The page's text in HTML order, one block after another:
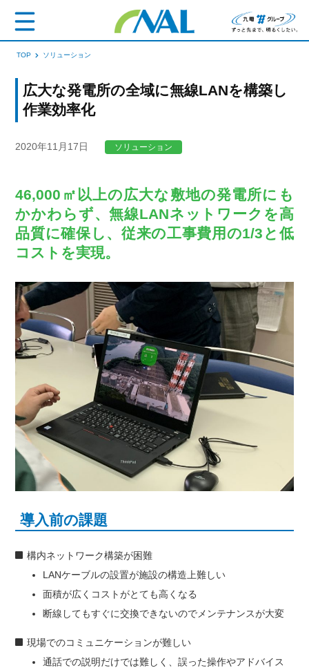
TOP ソリューション
広大な発電所の全域に無線LANを構築し
作業効率化
2020年11月17日 ソリューション
46,000㎡以上の広大な敷地の発電所にも
かかわらず、無線LANネットワークを高
品質に確保し、従来の工事費用の1/3と低
コストを実現。
導入前の課題
構内ネットワーク構築が困難
LANケーブルの設置が施設の構造上難しい
面積が広くコストがとても高くなる
断線してもすぐに交換できないのでメンテナンスが大変
現場でのコミュニケーションが難しい
通話での説明だけでは難しく、誤った操作やアドバイス